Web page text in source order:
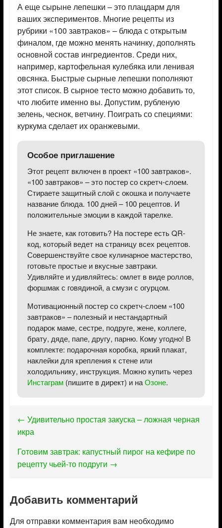
А еще сырыне лепешки – это плацдарм для
ваших экспериментов. Многие рецепты из
рубрики «100 завтраков» – блюда с открытым
финалом, где можно менять начинку, дополнять
основной состав ингредиентов. Среди них,
например, картофельная кулебяка или ленивая
овсянка. Быстрые сырные лепешки пополняют
этот список. В сырное тесто можно добавить то,
что любите именно вы. Допустим, рубленую
зелень, чеснок, ветчину. Поиграть со специями:
куркума сделает их оранжевыми.
Особое приглашение
Этот рецепт включен в проект «100 завтраков».
«100 завтраков» – это постер со скретч-слоем.
Стираете защитный слой с окошка и получаете
название блюда. 100 дней – 100 рецептов. И
положительные эмоции в каждой тарелке.
Не знаете, как готовить? На постере есть QR-
код, который ведет на страницу всех рецептов.
Совершенствуйте свое кулинарное мастерство,
готовьте простые и вкусные завтраки.
Удивляйте и удивляйтесь: омлет в виде роллов,
форшмак с говядиной, а смузи с огурцом.
Мотивационный постер со скретч-слоем «100
завтраков» – полезный и нестандартный
подарок маме, сестре, подруге, жене, коллеге,
брату, дяде, папе, другу, парню. Кому угодно! В
комплекте: подарочная коробка, яркий плакат,
наклейки для крепления к стене или
холодильнику, инструкция. Можно купить через
Инстаграм(пишите в директ) и наОзоне.
← Удивительно простая закуска – ложная черная
икра
Готовим завтрак: капустный пирог на кефире по
рецепту чьей-то подруги →
Добавить комментарий
Для отправки комментария вам необходимо